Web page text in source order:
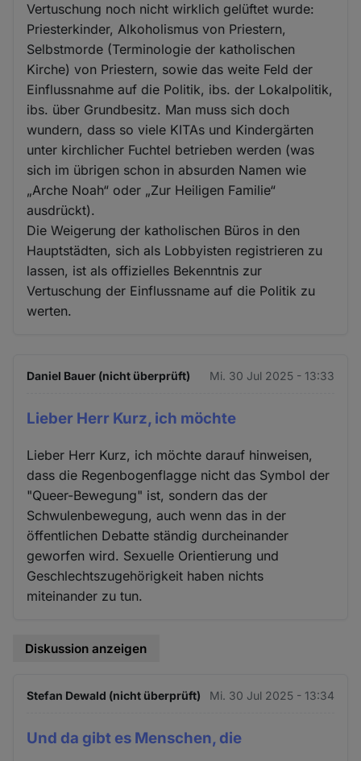
Vertuschung noch nicht wirklich gelüftet wurde:
Priesterkinder, Alkoholismus von Priestern,
Selbstmorde (Terminologie der katholischen
Kirche) von Priestern, sowie das weite Feld der
Einflussnahme auf die Politik, ibs. der Lokalpolitik,
ibs. über Grundbesitz. Man muss sich doch
wundern, dass so viele KITAs und Kindergärten
unter kirchlicher Fuchtel betrieben werden (was
sich im übrigen schon in absurden Namen wie
„Arche Noah“ oder „Zur Heiligen Familie“
ausdrückt).
Die Weigerung der katholischen Büros in den
Hauptstädten, sich als Lobbyisten registrieren zu
lassen, ist als offizielles Bekenntnis zur
Vertuschung der Einflussname auf die Politik zu
werten.
Daniel Bauer (nicht überprüft) Mi. 30 Jul 2025 - 13:33
Lieber Herr Kurz, ich möchte
Lieber Herr Kurz, ich möchte darauf hinweisen,
dass die Regenbogenflagge nicht das Symbol der
"Queer-Bewegung" ist, sondern das der
Schwulenbewegung, auch wenn das in der
öffentlichen Debatte ständig durcheinander
geworfen wird. Sexuelle Orientierung und
Geschlechtszugehörigkeit haben nichts
miteinander zu tun.
Diskussion anzeigen
Stefan Dewald (nicht überprüft) Mi. 30 Jul 2025 - 13:34
Und da gibt es Menschen, die